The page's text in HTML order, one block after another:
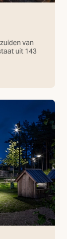
van
uit 143